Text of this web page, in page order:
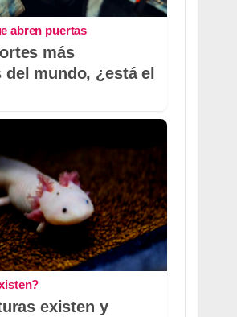
abren puertas
más
del mundo, ¿está el
existen y